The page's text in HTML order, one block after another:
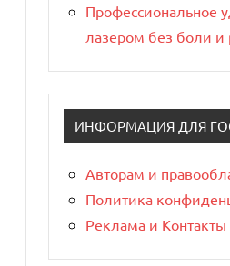
Профессиональное
лазером без боли и
ИНФОРМАЦИЯ ДЛЯ
Авторам и
Политика
Реклама и Контакты